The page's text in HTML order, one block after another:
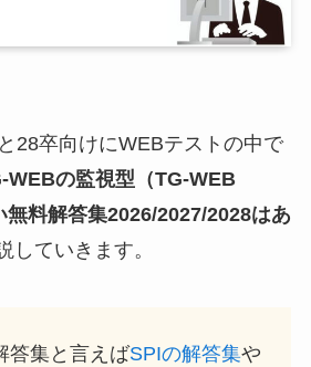
28卒向けにWEBテストの中で
WEBの監視型（TG-WEB
料解答集2026/2027/2028はあ
していきます。
答集と言えばSPIの解答集や